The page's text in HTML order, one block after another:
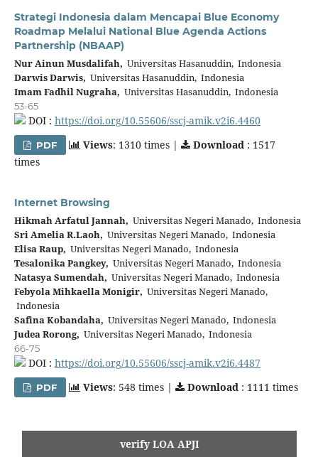
Strategi Indonesia dalam Mencapai Blue Economy
Roadmap Melalui National Blue Agenda Actions
Partnership (NBAAP)
Nur Ainun Musdalifah, Universitas Hasanuddin, Indonesia
Darwis Darwis, Universitas Hasanuddin, Indonesia
Imam Fadhil Nugraha, Universitas Hasanuddin, Indonesia
53-65
DOI : https://doi.org/10.55606/sscj-amik.v2i6.4460
PDF Views: 1310 times | Download : 1517
times
Internet Browsing
Hikmah Arfatul Jannah, Universitas Negeri Manado, Indonesia
Sri Amelia R.Laoh, Universitas Negeri Manado, Indonesia
Elisa Raup, Universitas Negeri Manado, Indonesia
Tesalonika Pangkey, Universitas Negeri Manado, Indonesia
Natasya Sumendah, Universitas Negeri Manado, Indonesia
Febyola Mihkaella Monigir, Universitas Negeri Manado,
Indonesia
Safina Kobandaha, Universitas Negeri Manado, Indonesia
Judea Rorong, Universitas Negeri Manado, Indonesia
66-75
DOI : https://doi.org/10.55606/sscj-amik.v2i6.4487
PDF Views: 548 times | Download : 1111 times
verify LOA APJI